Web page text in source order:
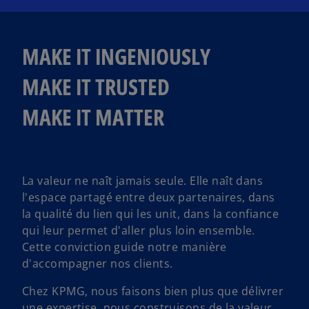
MAKE IT INGENIOUSLY​
MAKE IT TRUSTED​
MAKE IT MATTER
La valeur ne naît jamais seule. Elle naît dans
l'espace partagé entre deux partenaires, dans
la qualité du lien qui les unit, dans la confiance
qui leur permet d'aller plus loin ensemble.
Cette conviction guide notre manière
d'accompagner nos clients.
Chez KPMG, nous faisons bien plus que délivrer